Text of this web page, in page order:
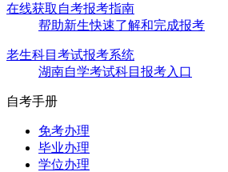
在线获取自考报考指南
帮助新生快速了解和完成报考
老生科目考试报考系统
湖南自学考试科目报考入口
自考手册
免考办理
毕业办理
学位办理